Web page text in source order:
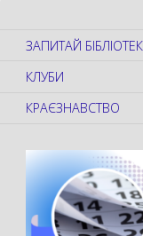
ЗАПИТАЙ
КЛУБИ
КРАЄЗНАВСТВО